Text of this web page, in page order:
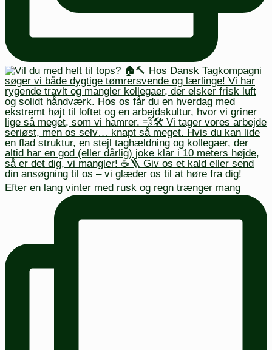
Efter en lang vinter med rusk og regn trænger mang